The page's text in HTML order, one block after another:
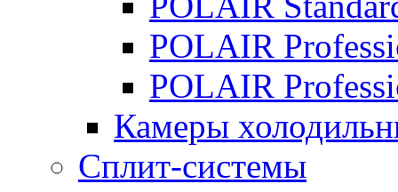
POLAIR
POLAIR
Камеры
Сплит-системы